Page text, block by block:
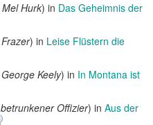
Mel Hurk) in Das Geheimnis der
Frazer) in Leise Flüstern die
George Keely) in In Montana ist
betrunkener Offizier) in Aus der